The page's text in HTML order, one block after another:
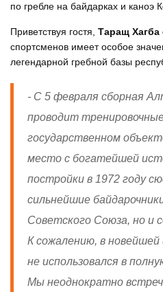
по гребле на байдарках и каноэ
Приветствуя гостя, Таращ Хагба
спортсменов имеет особое
легендарной гребной базы
- С 5 февраля сборная
проводит
государственном
место с богатейшей
постройки в 1972 году
сильнейшие
Советского Союза, но и
К сожалению, в
не использовался в
Мы неоднократно